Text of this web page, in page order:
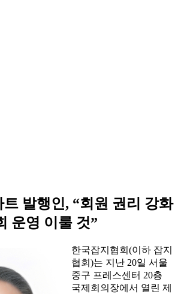
발행인, “회원 권리 강화
운영 이룰 것”
한국잡지협회(이하 잡지
협회)는 지난 20일 서울
중구 프레스센터 20층
국제회의장에서 열린 제